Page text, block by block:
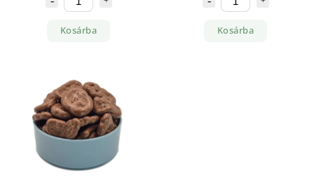
Kosárba Kosárba